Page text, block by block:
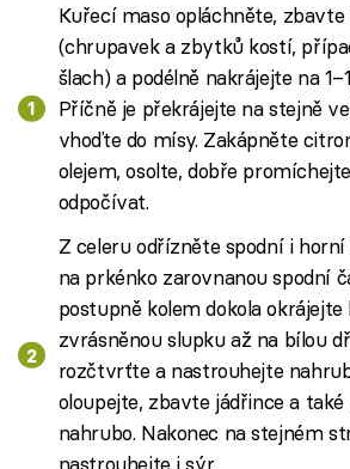
Kuřecí maso opláchněte,
(chrupavek a zbytků kostí,
šlach) a podélně nakrájejte na
Příčně je překrájejte na stejně
vhoďte do mísy. Zakápněte
olejem, osolte, dobře
odpočívat.
Z celeru odřízněte spodní i
na prkénko zarovnanou spodní
postupně kolem dokola okrájejte
zvrásněnou slupku až na bílou
rozčtvrťte a nastrouhejte
oloupejte, zbavte jádřince a
nahrubo. Nakonec na stejném
nastrouhejte i sýr.